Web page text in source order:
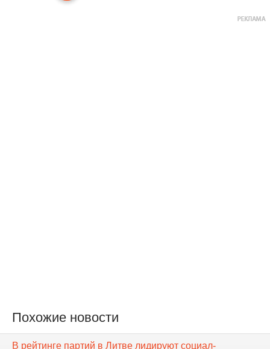
Похожие новости
В рейтинге партий в Литве лидируют социал-